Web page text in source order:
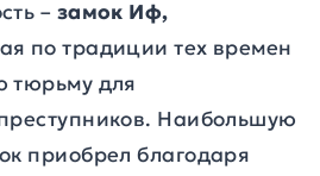
– замок Иф,
по традиции тех времен
тюрьму для
Наибольшую
приобрел благодаря